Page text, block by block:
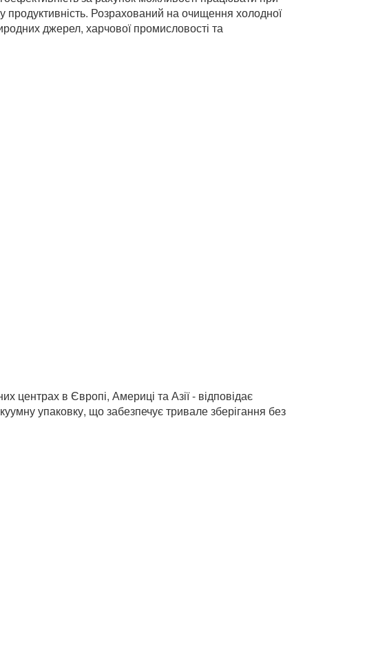
продуктивність. Розрахований на очищення холодної
джерел, харчової промисловості та
центрах в Європі, Америці та Азії - відповідає
упаковку, що забезпечує тривале зберігання без